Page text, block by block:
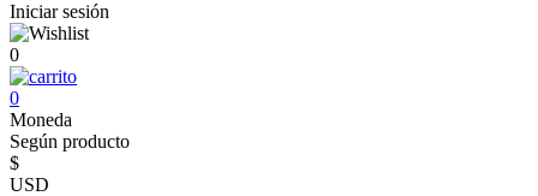
Iniciar sesión
0
0
Moneda
Según producto
$
USD